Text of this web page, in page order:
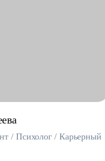
/ Психолог / Карьерный